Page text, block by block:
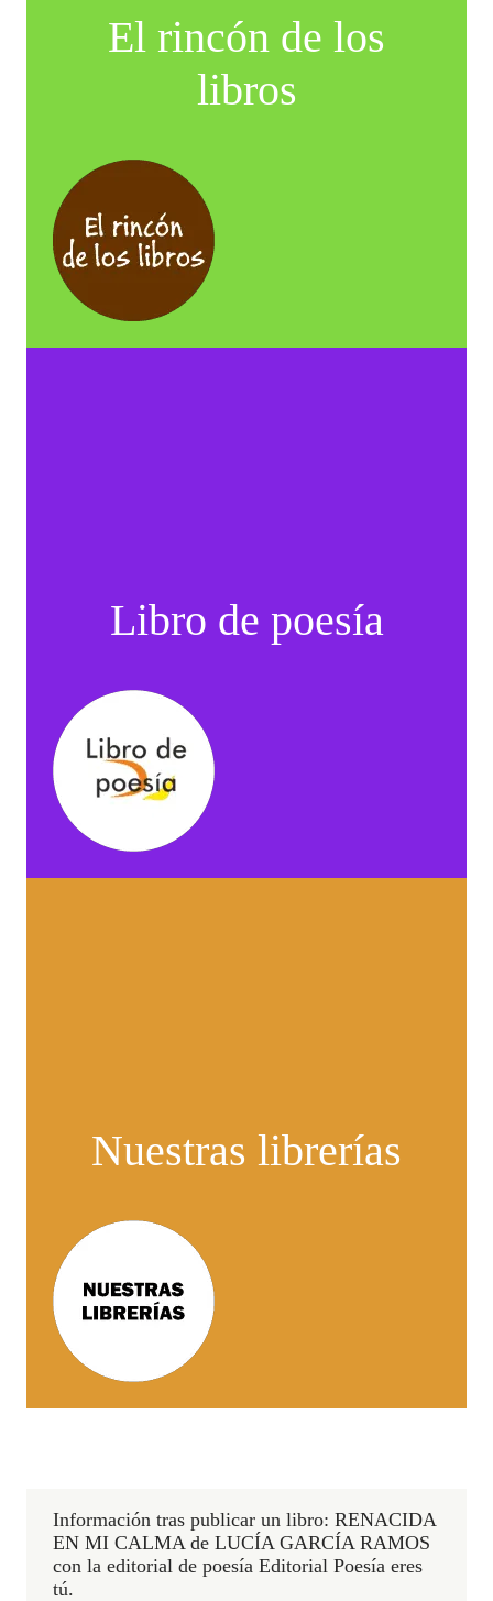
El rincón de los
libros
Libro de poesía
Nuestras librerías
Información tras publicar un libro: RENACIDA
EN MI CALMA de LUCÍA GARCÍA RAMOS
con la editorial de poesía Editorial Poesía eres
tú.